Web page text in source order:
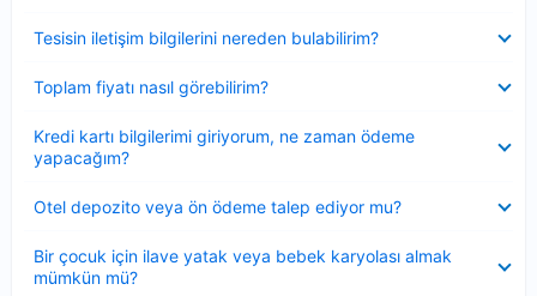
Tesisin iletişim bilgilerini nereden bulabilirim?
Toplam fiyatı nasıl görebilirim?
Kredi kartı bilgilerimi giriyorum, ne zaman ödeme
yapacağım?
Otel depozito veya ön ödeme talep ediyor mu?
Bir çocuk için ilave yatak veya bebek karyolası almak
mümkün mü?